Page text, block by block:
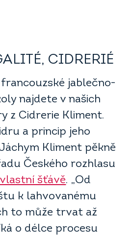
CIDRERIÉ
jablečno-
najdete v našich
z Cidrerie Kliment.
a princip jeho
Kliment pěkně
Českého rozhlasu
vlastní šťávě. „Od
k lahvovanému
to může trvat až
o délce procesu